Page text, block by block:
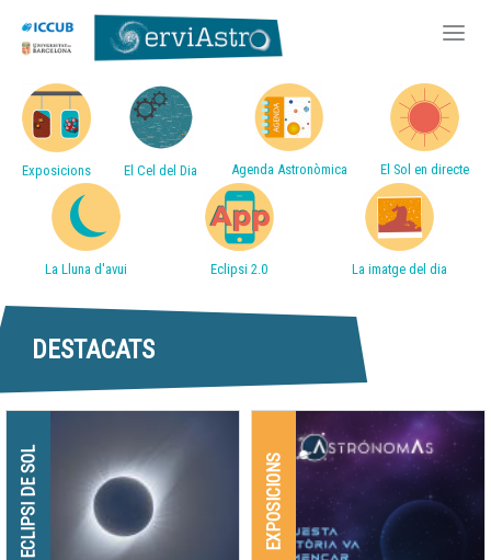
Vés
al
contingut
Accessos directes
Exposicions El Cel del Dia Agenda Astronòmica El Sol en directe
La Lluna d'avui Eclipsi 2.0 La imatge del dia
DESTACATS
ECLIPSI DE SOL EXPOSICIONS